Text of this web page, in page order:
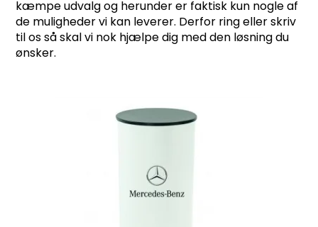
kæmpe udvalg og herunder er faktisk kun nogle af
de muligheder vi kan leverer. Derfor ring eller skriv
til os så skal vi nok hjælpe dig med den løsning du
ønsker.